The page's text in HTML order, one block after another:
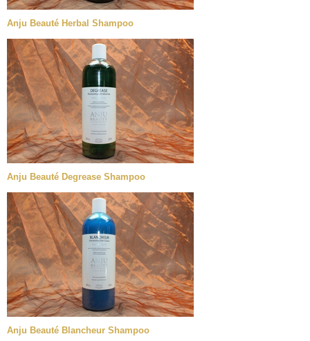
Anju Beauté Herbal Shampoo
Anju Beauté Degrease Shampoo
Anju Beauté Blancheur Shampoo